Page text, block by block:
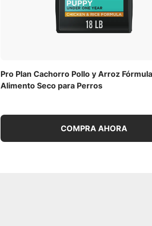
Pro Plan Cachorro Pollo y Arroz
Alimento Seco para Perros
COMPRA AHORA